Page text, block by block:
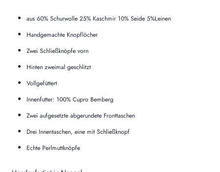
aus 60% Schurwolle 25% Kaschmir 10% Seide 5%Leinen
Handgemachte Knopflöcher
Zwei Schließknöpfe vorn
Hinten zweimal geschlitzt
Vollgefüttert
Innenfutter: 100% Cupro Bemberg
Zwei aufgesetzte abgerundete Fronttaschen
Drei Innentaschen, eine mit Schließknopf
Echte Perlmuttknöpfe